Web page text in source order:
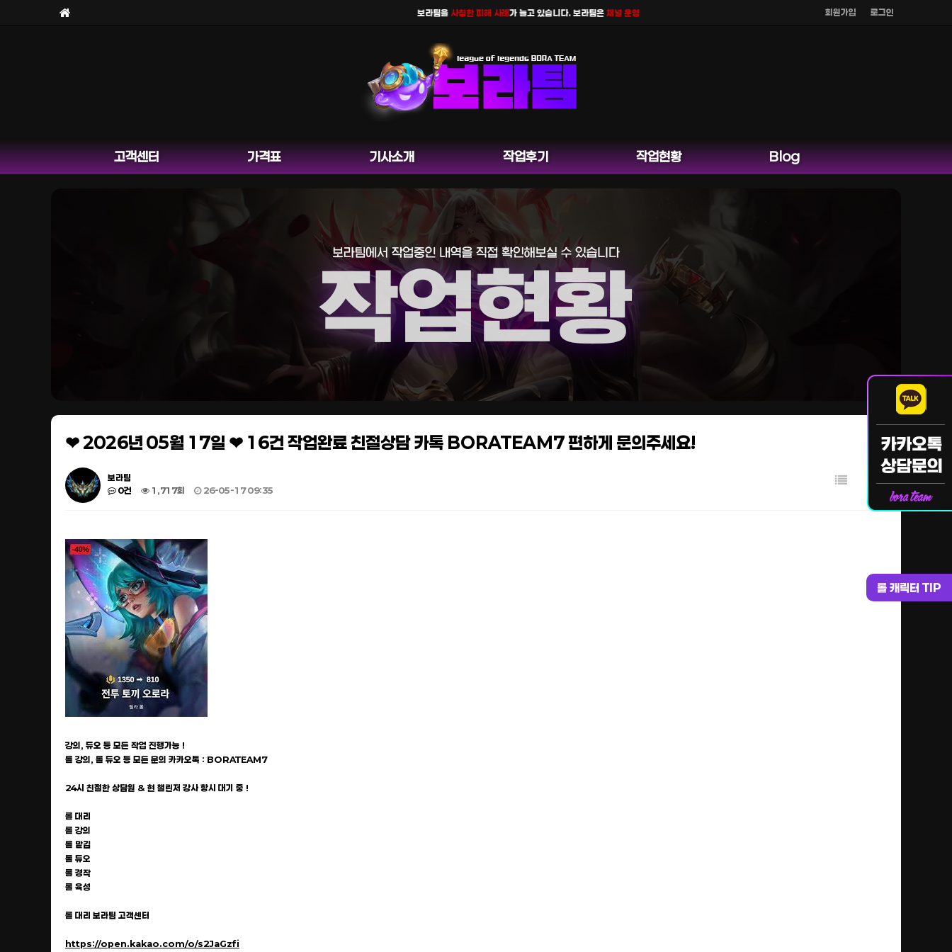
회원가입 로그인
보라팀을사칭한 피해 사례가 늘고 있습니다. 보라팀은채널 운영을 하지 않으며 공식 홈페이지 카카오톡 외 다른 채팅은 운영하지 않습니다.
롤 캐릭터 TIP
고객센터 가격표 기사소개 작업후기 작업현황 Blog
❤ 2026년 05월 17일 ❤ 16건 작업완료 친절상담 카톡 BORATEAM7 편하게 문의주세요!
보라팀
0건
1,717회 26-05-17 09:35
강의, 듀오 등 모든 작업 진행가능 !
롤 강의, 롤 듀오 등 모든 문의 카카오톡 : BORATEAM7
24시 친절한 상담원 & 현 챌린저 강사 항시 대기 중 !
롤 대리
롤 강의
롤 맡김
롤 듀오
롤 경작
롤 육성
롤 대리 보라팀 고객센터
https://open.kakao.com/o/s2JaGzfi